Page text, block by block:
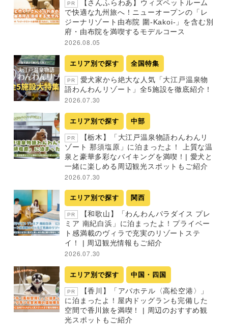
PR
【さんふらわあ】ウィズペットルーム
で快適な九州旅へ！ニューオープンの「レ
ジーナリゾート由布院 圍-Kakoi-」を含む別
府・由布院を満喫するモデルコース
2026.08.05
エリア別で探す 全国特集
PR
愛犬家から絶大な人気「大江戸温泉物
語わんわんリゾート」全5施設を徹底紹介！
2026.07.30
エリア別で探す 中部
PR
【栃木】「大江戸温泉物語わんわんリ
ゾート 那須塩原」に泊まったよ！ 上質な温
泉と豪華多彩なバイキングを満喫！| 愛犬と
一緒に楽しめる周辺観光スポットもご紹介
2026.07.30
エリア別で探す 関西
PR
【和歌山】「わんわんパラダイス プレ
ミア 南紀白浜」に泊まったよ！プライベー
ト感満載のヴィラで充実のリゾートステ
イ！ | 周辺観光情報もご紹介
2026.07.30
エリア別で探す 中国・四国
PR
【香川】「アパホテル〈高松空港〉」
に泊まったよ！屋内ドッグランも完備した
空間で香川旅を満喫！ | 周辺のおすすめ観
光スポットもご紹介